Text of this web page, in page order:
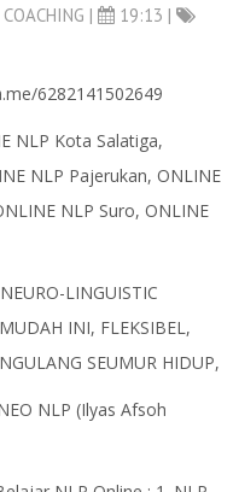
i
o
n
|
19:13 |
6282141502649
NLP Kota Salatiga,
NLP Pajerukan, ONLINE
NLP Suro, ONLINE
LINGUISTIC
INI, FLEKSIBEL,
SEUMUR HIDUP,
NLP (Ilyas Afsoh